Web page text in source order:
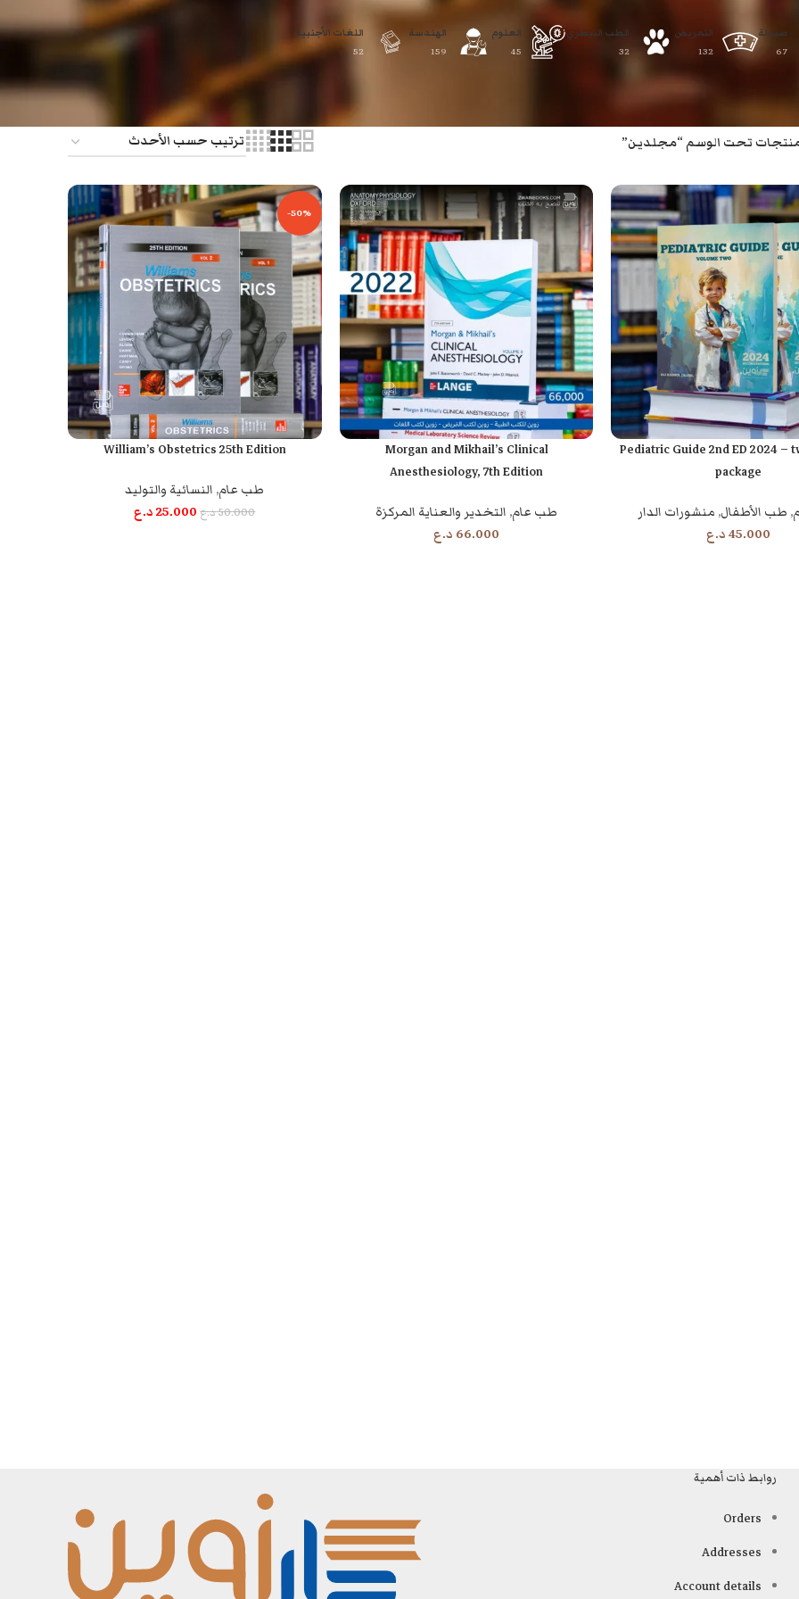
صيدلة
67
التمريض
132
الطب البيطري
32
العلوم
45
الهندسة
159
اللغات الأجنبية
52
تحت الوسم “مجلدين”
Pediatric Guide 2nd ED 2024 –
package
, طب الأطفال, منشورات الدار
45.000د.ع
إضافة إلى السلةMorgan and Mikhail’s Clinical
Anesthesiology, 7th Edition
طب عام, التخدير والعناية المركزة
66.000 د.ع
-50%
إضافة إلى السلةWilliam’s Obstetrics 25th Edition
طب عام, النسائية والتوليد
50.000د.ع 25.000د.ع
روابط ذات أهمية
Orders
Addresses
Account details